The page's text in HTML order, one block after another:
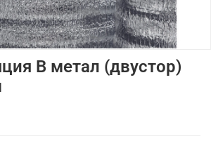
В метал (двустор)